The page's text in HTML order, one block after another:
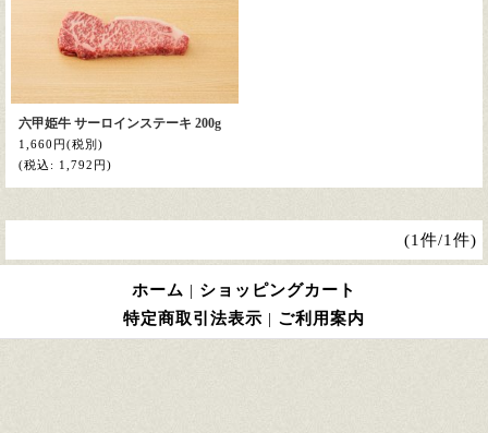
六甲姫牛 サーロインステーキ 200g
1,660円(税別)
(税込 : 1,792円)
(1件/1件)
ホーム | ショッピングカート
特定商取引法表示 | ご利用案内